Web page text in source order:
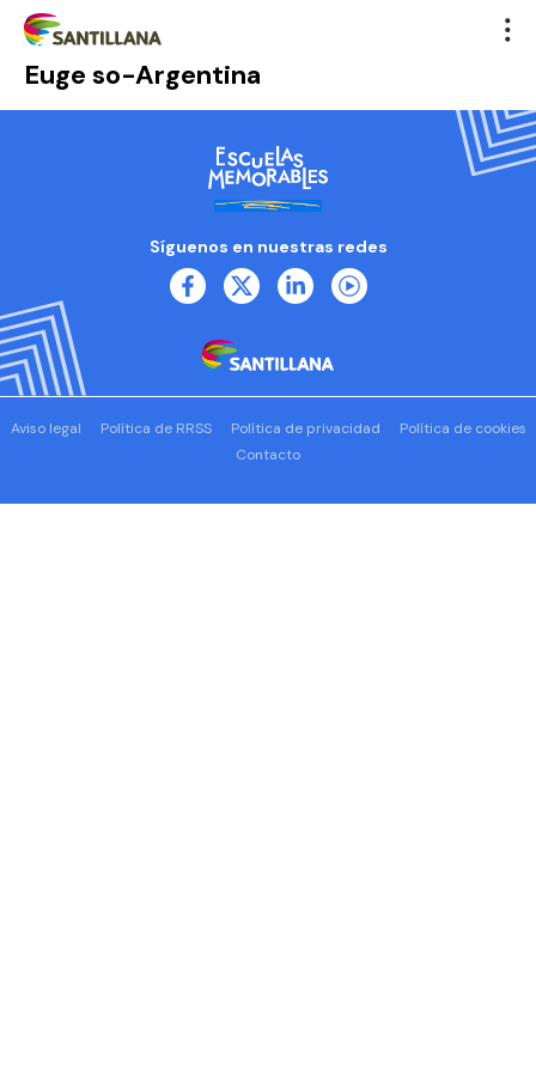
Euge so-Argentina
Síguenos en nuestras redes
Aviso legal Política de RRSS Política de privacidad
Política de cookies
Contacto